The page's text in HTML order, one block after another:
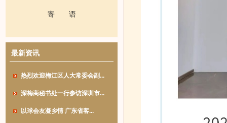
寄 语
最新资讯
热烈欢迎梅江区人大常委会副...
深梅商秘书处一行参访深圳市...
以球会友凝乡情 广东省客...